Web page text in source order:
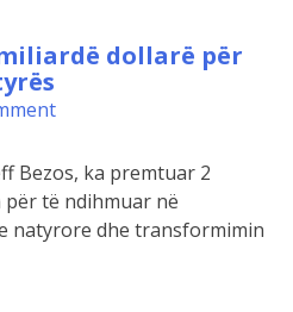
dollarë për
Bezos, ka premtuar 2
të ndihmuar në
natyrore dhe transformimin